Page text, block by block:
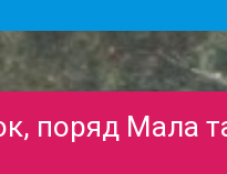
поряд Мала